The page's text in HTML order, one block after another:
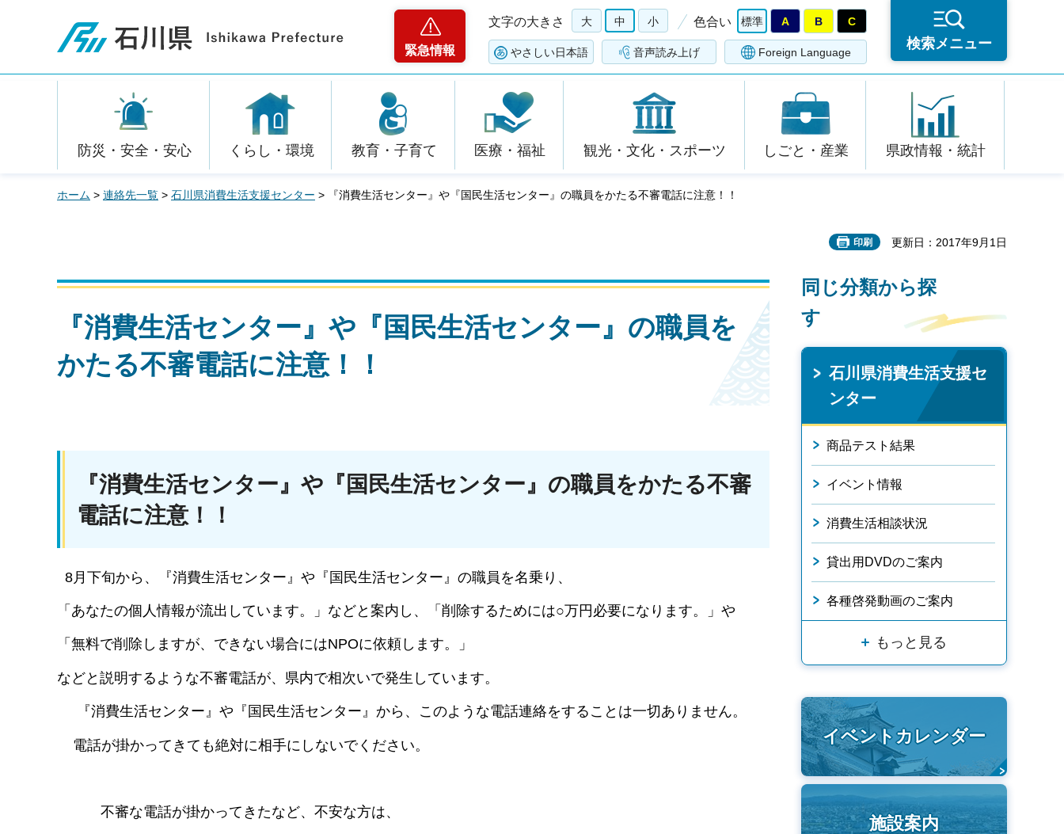
石川県
緊急情報
文字の大きさ 大 中 小 色合い 標準 A B C
やさしい日本語 音声読み上げ Foreign Language
検索メニュー
防災・安全・安心 くらし・環境 教育・子育て 医療・福祉 観光・文化・スポーツ しごと・産業 県政情報・統計
ホーム > 連絡先一覧 > 石川県消費生活支援センター > 『消費生活センター』や『国民生活センター』の職員をかたる不審電話に注意！！
印刷 更新日：2017年9月1日
『消費生活センター』や『国民生活センター』の職員を
かたる不審電話に注意！！
『消費生活センター』や『国民生活センター』の職員をかたる不審
電話に注意！！
8月下旬から、『消費生活センター』や『国民生活センター』の職員を名乗り、
「あなたの個人情報が流出しています。」などと案内し、「削除するためには○万円必要になります。」や
「無料で削除しますが、できない場合にはNPOに依頼します。」
などと説明するような不審電話が、県内で相次いで発生しています。
『消費生活センター』や『国民生活センター』から、このような電話連絡をすることは一切ありません。
電話が掛かってきても絶対に相手にしないでください。
不審な電話が掛かってきたなど、不安な方は、
同じ分類から探
す
石川県消費生活支援セ
ンター
商品テスト結果
イベント情報
消費生活相談状況
貸出用DVDのご案内
各種啓発動画のご案内
もっと見る
イベントカレンダー
施設案内